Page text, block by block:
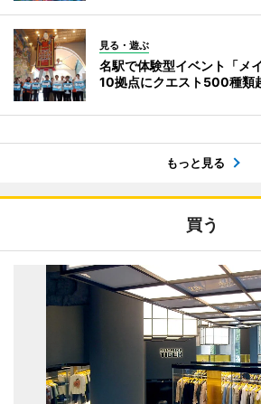
見る・遊ぶ
名駅で体験型イベント「
10拠点にクエスト500種類
もっと見る
買う